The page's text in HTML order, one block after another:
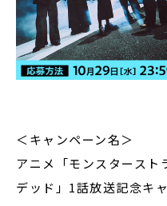
＜キャンペーン名＞
アニメ「モンスタース
デッド」1話放送記念キ